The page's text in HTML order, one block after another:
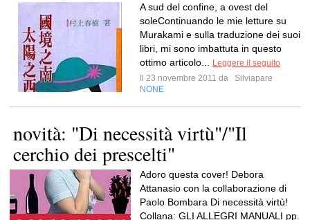
A sud del confine, a ovest del
soleContinuando le mie letture su
Murakami e sulla traduzione dei suoi
libri, mi sono imbattuta in questo
ottimo articolo...
Leggere il seguito
Il 23 novembre 2011 da
Silviapare
NONE
novità: "Di necessità virtù"/"Il
cerchio dei prescelti"
Adoro questa cover! Debora
Attanasio con la collaborazione di
Paolo Bombara Di necessità virtù!
Collana: GLI ALLEGRI MANUALI pp.